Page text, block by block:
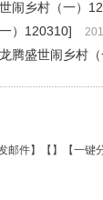
闹乡村（一）
）120310]
腾盛世闹乡村
邮件】【 】 【一键